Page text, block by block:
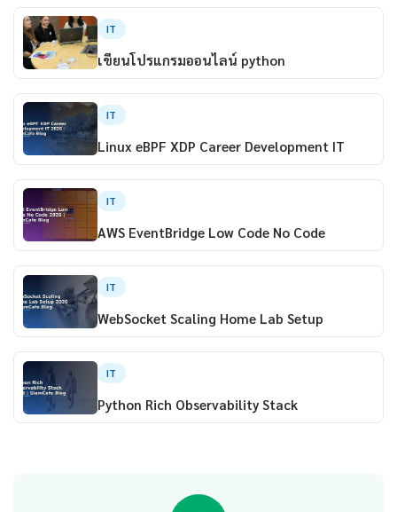
IT
เขียนโปรแกรมออนไลน์ python
IT
Linux eBPF XDP Career Development IT
IT
AWS EventBridge Low Code No Code
IT
WebSocket Scaling Home Lab Setup
IT
Python Rich Observability Stack